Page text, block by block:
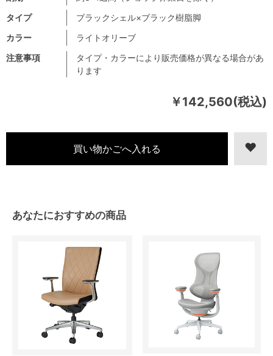
￥142,560(税込)
注意事項
タイプ・カラーにより販売価格が異なる場合があ
ります
タイプ
ブラックシェル×ブラック樹脂脚
カラー
ライトオリーブ
あなたにおすすめの商品